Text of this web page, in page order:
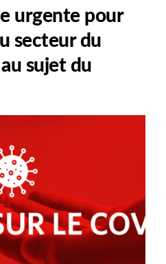
urgente pour
secteur du
sujet du